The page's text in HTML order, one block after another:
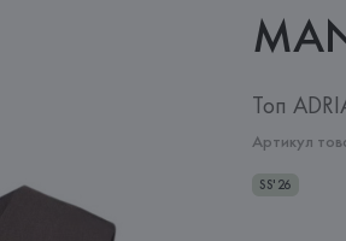
Топ
Артикул
SS'26